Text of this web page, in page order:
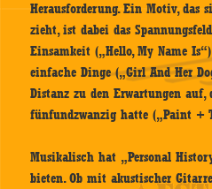
Herausforderung. Ein Motiv, das
zieht, ist dabei das
Einsamkeit („Hello, My Name
einfache Dinge („Girl And Her
Distanz zu den Erwartungen
fünfundzwanzig hatte („Paint +
Musikalisch hat „Personal
bieten. Ob mit akustischer